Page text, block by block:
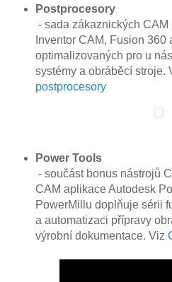
Postprocesory
- sada zákaznických CAM
Inventor CAM, Fusion 360
optimalizovaných pro u
systémy a obráběcí stroje.
postprocesory
Power Tools
- součást bonus nástrojů
CAM aplikace Autodesk
PowerMillu doplňuje sérii
a automatizaci přípravy
výrobní dokumentace. Viz